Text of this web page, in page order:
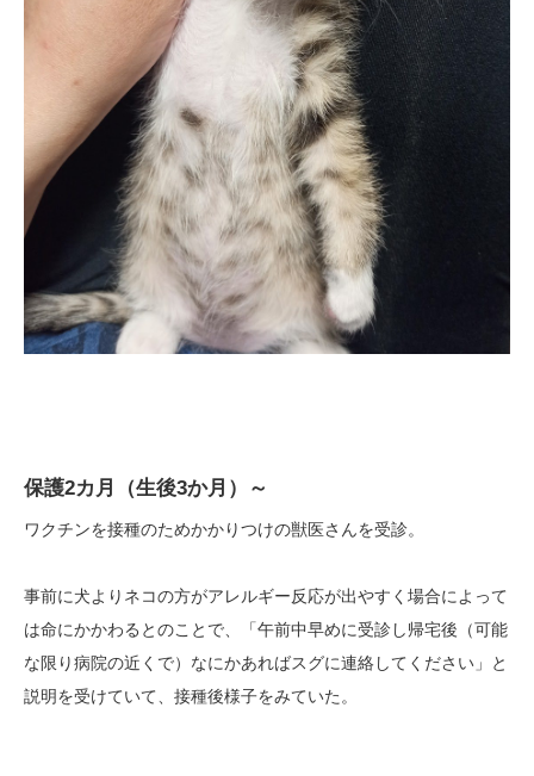
保護2カ月（生後3か月）～
ワクチンを接種のためかかりつけの獣医さんを受診。
事前に犬よりネコの方がアレルギー反応が出やすく場合によって
は命にかかわるとのことで、「午前中早めに受診し帰宅後（可能
な限り病院の近くで）なにかあればスグに連絡してください」と
説明を受けていて、接種後様子をみていた。